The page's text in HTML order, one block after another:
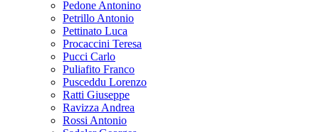
Pedone Antonino
Petrillo Antonio
Pettinato Luca
Procaccini Teresa
Pucci Carlo
Puliafito Franco
Pusceddu Lorenzo
Ratti Giuseppe
Ravizza Andrea
Rossi Antonio